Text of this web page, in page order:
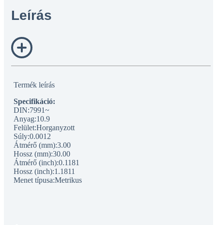
Leírás
Termék leírás
Specifikáció:
DIN:7991~
Anyag:10.9
Felület:Horganyzott
Súly:0.0012
Átmérő (mm):3.00
Hossz (mm):30.00
Átmérő (inch):0.1181
Hossz (inch):1.1811
Menet típusa:Metrikus